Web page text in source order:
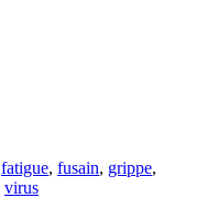
fatigue, fusain, grippe,
virus